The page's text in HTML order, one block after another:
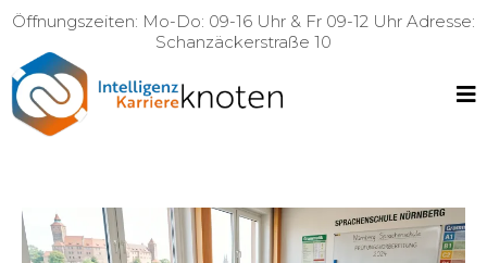
Öffnungszeiten: Mo-Do: 09-16 Uhr & Fr 09-12 Uhr Adresse:
Schanzäckerstraße 10